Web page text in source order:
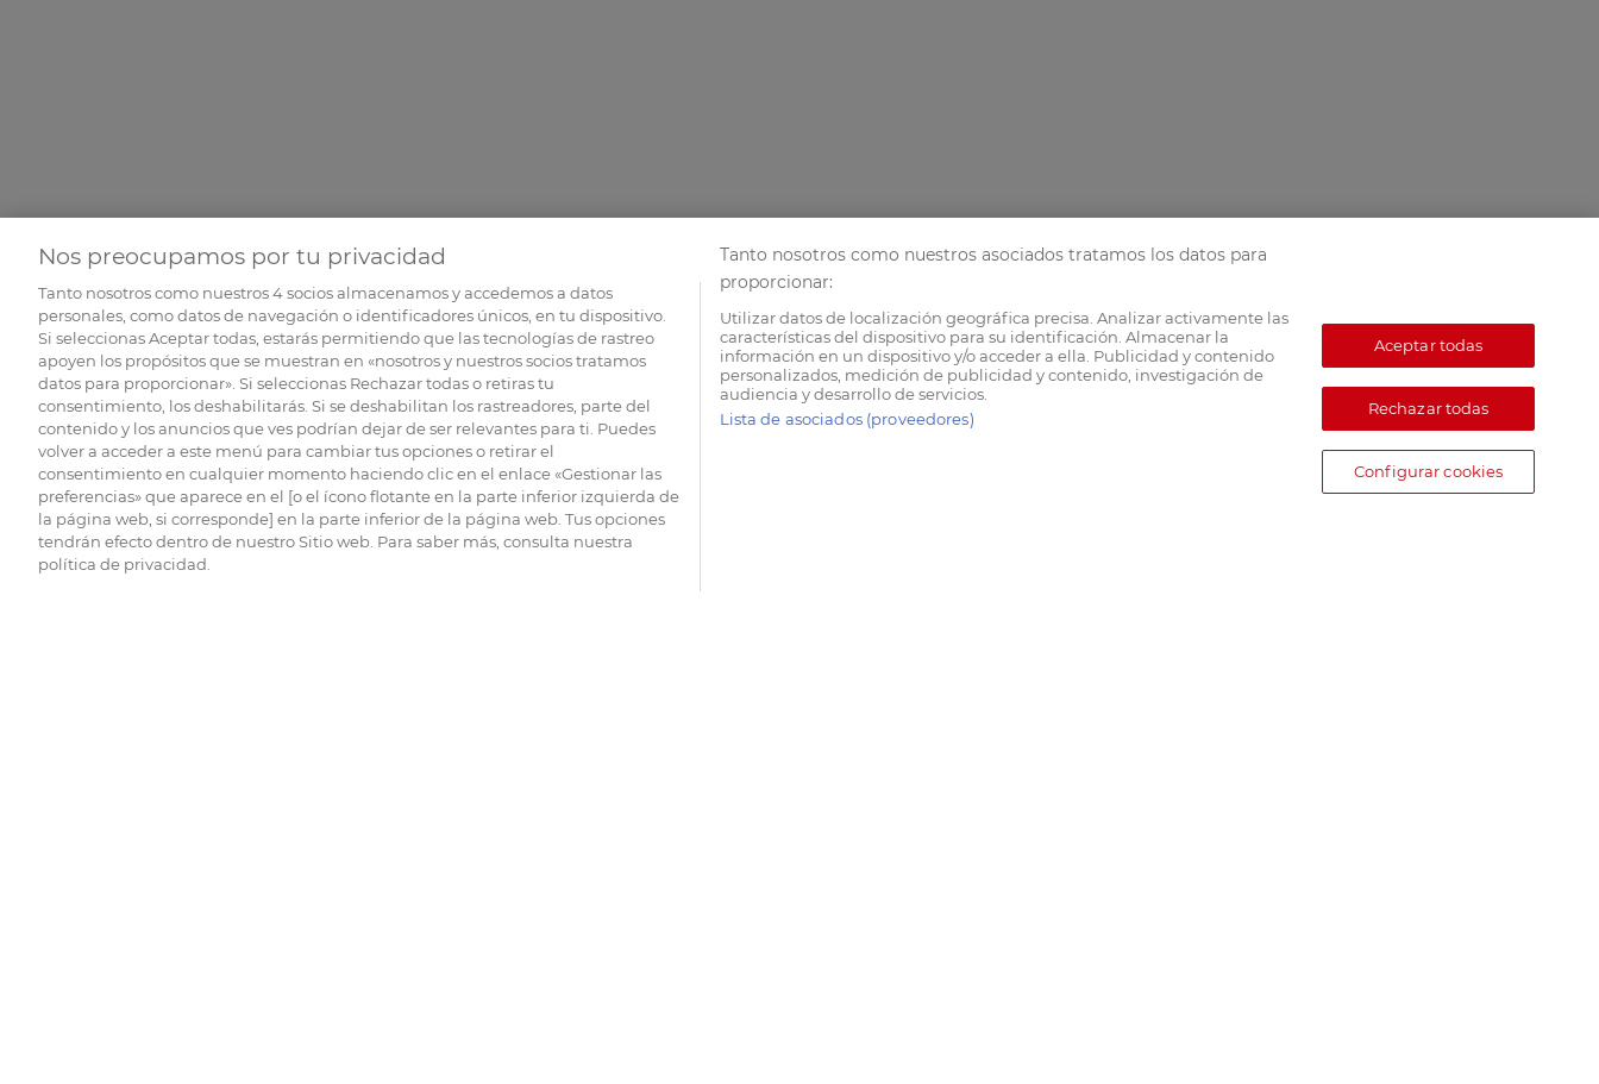
Nos preocupamos por tu privacidad
Tanto nosotros como nuestros4socios almacenamos y accedemos a datos
personales, como datos de navegación o identificadores únicos, en tu dispositivo.
Si seleccionas Aceptar todas, estarás permitiendo que las tecnologías de rastreo
apoyen los propósitos que se muestran en «nosotros y nuestros socios tratamos
datos para proporcionar». Si seleccionas Rechazar todas o retiras tu
consentimiento, los deshabilitarás. Si se deshabilitan los rastreadores, parte del
contenido y los anuncios que ves podrían dejar de ser relevantes para ti. Puedes
volver a acceder a este menú para cambiar tus opciones o retirar el
consentimiento en cualquier momento haciendo clic en el enlace «Gestionar las
preferencias» que aparece en el [o el ícono flotante en la parte inferior izquierda de
la página web, si corresponde] en la parte inferior de la página web. Tus opciones
tendrán efecto dentro de nuestro Sitio web. Para saber más, consulta nuestra
política de privacidad.
Tanto nosotros como nuestros asociados tratamos los datos para
proporcionar:
Utilizar datos de localización geográfica precisa. Analizar activamente las
características del dispositivo para su identificación. Almacenar la
información en un dispositivo y/o acceder a ella. Publicidad y contenido
personalizados, medición de publicidad y contenido, investigación de
audiencia y desarrollo de servicios.
Lista de asociados (proveedores)
Aceptar todas
Rechazar todas
Configurar cookies